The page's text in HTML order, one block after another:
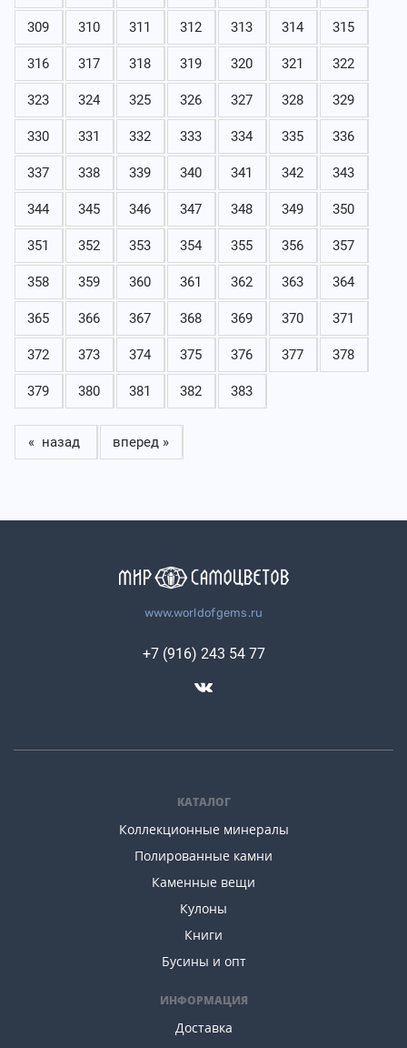
309 310 311 312 313 314 315
316 317 318 319 320 321 322
323 324 325 326 327 328 329
330 331 332 333 334 335 336
337 338 339 340 341 342 343
344 345 346 347 348 349 350
351 352 353 354 355 356 357
358 359 360 361 362 363 364
365 366 367 368 369 370 371
372 373 374 375 376 377 378
379 380 381 382 383
« назад вперед »
www.worldofgems.ru
КАТАЛОГ
Коллекционные минералы
Полированные камни
Каменные вещи
Кулоны
Книги
Бусины и опт
ИНФОРМАЦИЯ
Доставка
+7 (916) 243 54 77